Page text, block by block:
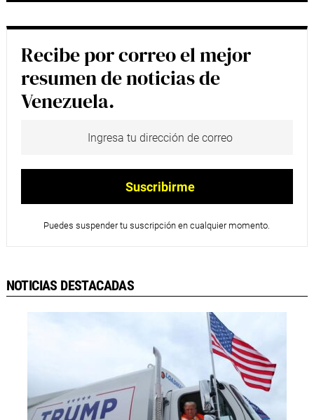
Recibe por correo el mejor
resumen de noticias de
Venezuela.
Puedes suspender tu suscripción en cualquier momento.
NOTICIAS DESTACADAS